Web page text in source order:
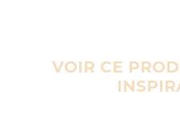
VOIR CE